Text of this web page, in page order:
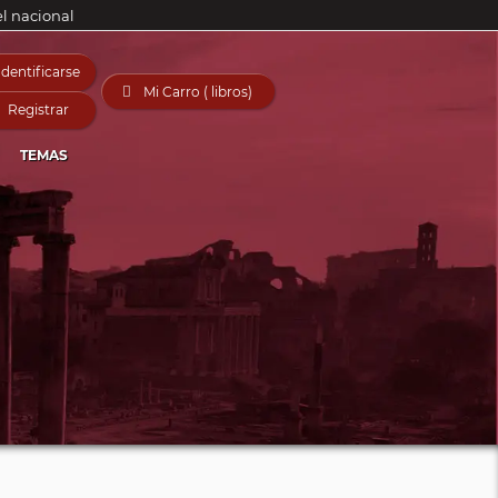
nacional
Registrar
 Mi Carro ( libros)
TEMAS